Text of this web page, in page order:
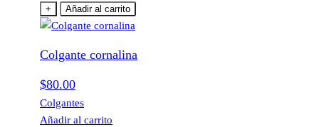
+ Añadir al carrito
Colgante cornalina
$80.00
Colgantes
Añadir al carrito